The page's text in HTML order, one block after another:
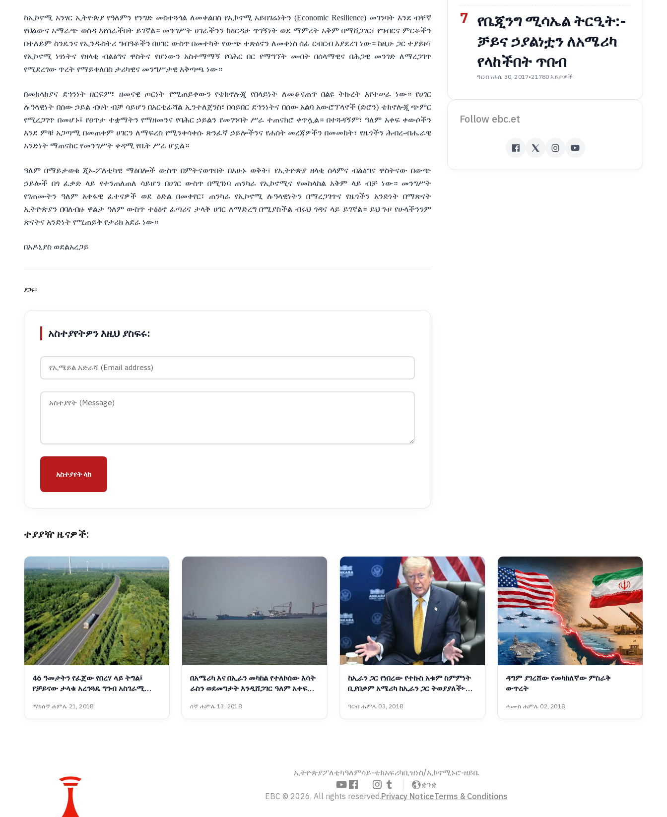
ከኢኮኖሚ አንፃር ኢትዮጵያ የዓለምን የንግድ መስተጓጎል ለመቀልበስ የኢኮኖሚ አይበገሬነትን (Economic Resilience) መገንባት እንደ ብቸኛ
የህልውና አማራጭ ወስዳ እየሰራችበት ይገኛል። መንግሥት ሀገራችንን ከዕርዳታ ጥገኝነት ወደ ማምረት አቅም በማሸጋገር፣ የግብርና ምርቶችን
በተለይም ስንዴንና የኢንዱስትሪ ግብዓቶችን በሀገር ውስጥ በመተካት የውጭ ተጽዕኖን ለመቀነስ ሰፊ ርብርብ እያደረገ ነው። ከዚሁ ጋር ተያይዞ፣
የኢኮኖሚ ነፃነትና የዘላቂ ብልፅግና ዋስትና የሆነውን አስተማማኝ የባሕር በር የማግኘት መብት በሰላማዊና በሕጋዊ መንገድ ለማረጋገጥ
የሚደረገው ጥረት የማይቀለበስ ታሪካዊና መንግሥታዊ አቅጣጫ ነው።
በመከላከያና ደኅንነት ዘርፍም፣ ዘመናዊ ጦርነት የሚጠይቀውን የቴክኖሎጂ የበላይነት ለመቆናጠጥ በልዩ ትኩረት እየተሠራ ነው። የሀገር
ሉዓላዊነት በሰው ኃይል ብዛት ብቻ ሳይሆን በአርቲፊሻል ኢንተለጀንስ፣ በሳይበር ደኅንነትና በሰው አልባ አውሮፕላኖች (ድሮን) ቴክኖሎጂ ጭምር
የሚረጋገጥ በመሆኑ፤ የፀጥታ ተቋማትን የማዘመንና የባሕር ኃይልን የመገንባት ሥራ ተጠናክሮ ቀጥሏል። በተጓዳኝም፣ ዓለም አቀፍ ቀውሶችን
እንደ ምቹ አጋጣሚ በመጠቀም ሀገርን ለማፍረስ የሚንቀሳቀሱ ጽንፈኛ ኃይሎችንና የሐሰት መረጃዎችን በመመከት፣ የዜጎችን ሕብረ-ብሔራዊ
አንድነት ማጠናከር የመንግሥት ቀዳሚ የቤት ሥራ ሆኗል።
ዓለም በማይታወቁ ጂኦ-ፖለቲካዊ ማዕበሎች ውስጥ በምትናወጥበት በአሁኑ ወቅት፣ የኢትዮጵያ ዘላቂ ሰላምና ብልፅግና ዋስትናው በውጭ
ኃይሎች በጎ ፈቃድ ላይ የተንጠለጠለ ሳይሆን በሀገር ውስጥ በሚገነባ ጠንካራ የኢኮኖሚና የመከላከል አቅም ላይ ብቻ ነው። መንግሥት
የገጠሙትን ዓለም አቀፋዊ ፈተናዎች ወደ ዕድል በመቀየር፣ ጠንካራ የኢኮኖሚ ሉዓላዊነትን በማረጋገጥና የዜጎችን አንድነት በማጽናት
ኢትዮጵያን በባለብዙ ዋልታ ዓለም ውስጥ ተፅዕኖ ፈጣሪና ታላቅ ሀገር ለማድረግ በሚያስችል ብሩህ ጎዳና ላይ ይገኛል። ይህ ጉዞ የሁላችንንም
ጽናትና አንድነት የሚጠይቅ የታሪክ አደራ ነው።
በአዶኒያስ ወደልአረጋይ
ያጋሩ፡
አስተያየትዎን እዚህ ያስፍሩ:
አስተያየት ላክ
7 የቤጂንግ ሚሳኤል ትርዒት:-
ቻይና ኃያልነቷን ለአሜሪካ
የላከችበት ጥበብ
ዓርብ ነሐሴ 30, 2017•21780 እይታዎች
Follow ebc.et
ተያያዥ ዜናዎች:
46 ዓመታትን የፈጀው የበረሃ ላይ ትግል፤
የቻይናው ታላቁ አረንጓዴ ግንብ አስገራሚ
ማክሰኞ ሐምሌ 21, 2018
በአሜሪካ እና በኢራን መካከል የተለኮሰው እሳት
ራስን ወደመግታት እንዲሸጋገር ዓለም አቀፍ
ሰኞ ሐምሌ 13, 2018
ከኢራን ጋር የነበረው የተኩስ አቁም ስምምነት
ቢያበቃም አሜሪካ ከኢራን ጋር ትወያያለች፦
ዓርብ ሐምሌ 03, 2018
ዳግም ያገረሸው የመካከለኛው ምስራቅ
ውጥረት
ሓሙስ ሐምሌ 02, 2018
ኢትዮጵያፖለቲካዓለምሳይ-ቴክአፍሪካቢዝነስ/ኢኮኖሚኑሮ-ዘይቤ
ቋንቋ
EBC © 2026, All rights reserved.Privacy NoticeTerms & Conditions